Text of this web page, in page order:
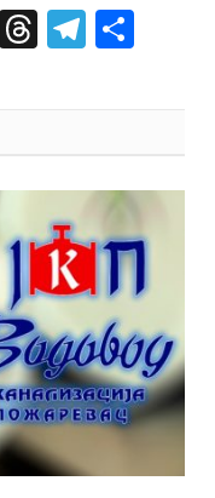
X Threads